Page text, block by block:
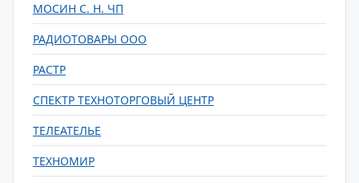
МОСИН С. Н. ЧП
РАДИОТОВАРЫ ООО
РАСТР
СПЕКТР ТЕХНОТОРГОВЫЙ ЦЕНТР
ТЕЛЕАТЕЛЬЕ
ТЕХНОМИР